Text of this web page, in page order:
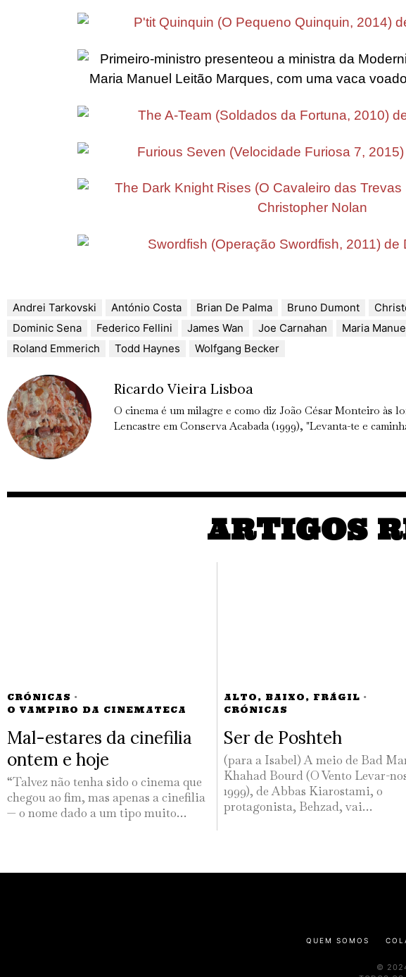
Andrei Tarkovski António Costa Brian De Palma Bruno Dumont
Dominic Sena
Federico Fellini James Wan Joe Carnahan
Maria
Roland Emmerich
Todd Haynes Wolfgang Becker
Ricardo Vieira Lisboa
O cinema é um milagre e como diz João César Monteiro às
Lencastre em Conserva Acabada (1999), "Levanta-te e
ARTIGOS
CRÓNICAS ·
O VAMPIRO DA CINEMATECA
Mal-estares da cinefilia
ontem e hoje
“Talvez não tenha sido o cinema que
chegou ao fim, mas apenas a cinefilia
— o nome dado a um tipo muito…
ALTO, BAIXO, FRÁGIL ·
CRÓNICAS
Ser de Poshteh
(para a Isabel) A meio de Bad
Khahad Bourd (O Vento Levar-
1999), de Abbas Kiarostami, o
protagonista, Behzad, vai…
QUEM SOMOS
©